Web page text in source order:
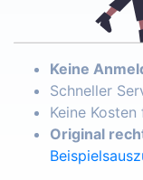
Keine
Schneller
Keine
Original